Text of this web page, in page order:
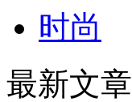
时尚
最新文章